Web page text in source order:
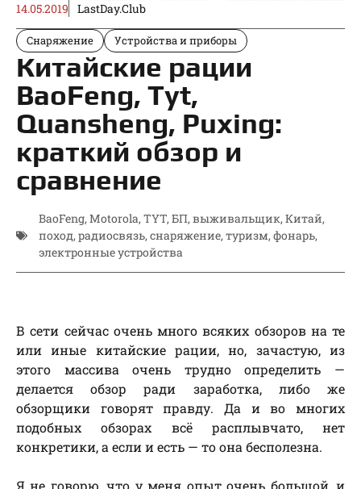
14.05.2019 LastDay.Club
Снаряжение Устройства и приборы
Китайские рации
BaoFeng, Tyt,
Quansheng, Puxing:
краткий обзор и
сравнение
BaoFeng, Motorola, TYT, БП, выживальщик, Китай,
поход, радиосвязь, снаряжение, туризм, фонарь,
электронные устройства
В сети сейчас очень много всяких обзоров на те
или иные китайские рации, но, зачастую, из
этого массива очень трудно определить —
делается обзор ради заработка, либо же
обзорщики говорят правду. Да и во многих
подобных обзорах всё расплывчато, нет
конкретики, а если и есть — то она бесполезна.
Я не говорю, что у меня опыт очень большой, и